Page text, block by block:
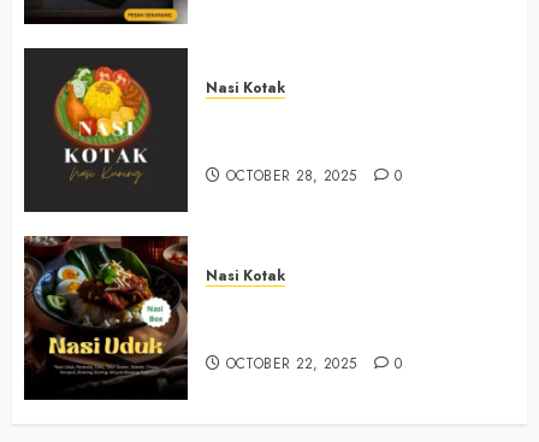
Nasi Kotak
OCTOBER 28, 2025 0
Nasi Kotak
OCTOBER 22, 2025 0